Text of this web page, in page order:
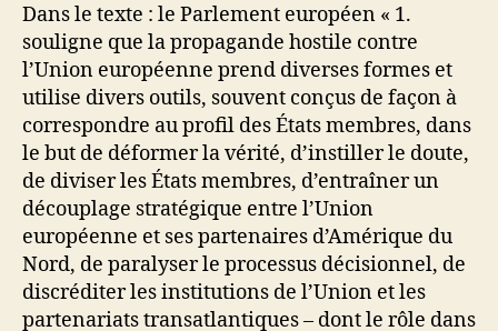
Dans le texte : le Parlement européen « 1.
souligne que la propagande hostile contre
l’Union européenne prend diverses formes et
utilise divers outils, souvent conçus de façon à
correspondre au profil des États membres, dans
le but de déformer la vérité, d’instiller le doute,
de diviser les États membres, d’entraîner un
découplage stratégique entre l’Union
européenne et ses partenaires d’Amérique du
Nord, de paralyser le processus décisionnel, de
discréditer les institutions de l’Union et les
partenariats transatlantiques – dont le rôle dans